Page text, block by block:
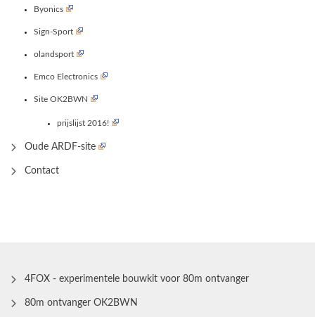
Byonics
Sign-Sport
olandsport
Emco Electronics
Site OK2BWN
prijslijst 2016!
Oude ARDF-site
Contact
4FOX - experimentele bouwkit voor 80m ontvanger
80m ontvanger OK2BWN